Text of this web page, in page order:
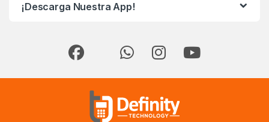
¡Descarga Nuestra App!